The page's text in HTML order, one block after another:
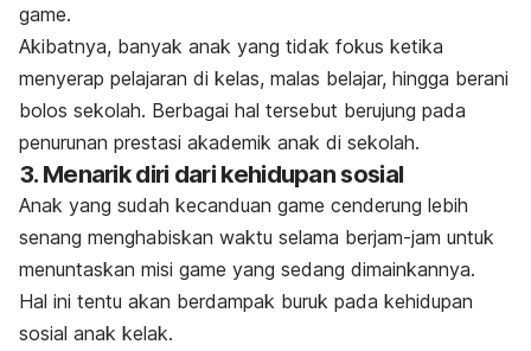
game.
Akibatnya, banyak anak yang tidak fokus ketika
menyerap pelajaran di kelas, malas belajar, hingga berani
bolos sekolah. Berbagai hal tersebut berujung pada
penurunan prestasi akademik anak di sekolah.
3. Menarik diri dari kehidupan sosial
Anak yang sudah kecanduan game cenderung lebih
senang menghabiskan waktu selama berjam-jam untuk
menuntaskan misi game yang sedang dimainkannya.
Hal ini tentu akan berdampak buruk pada kehidupan
sosial anak kelak.